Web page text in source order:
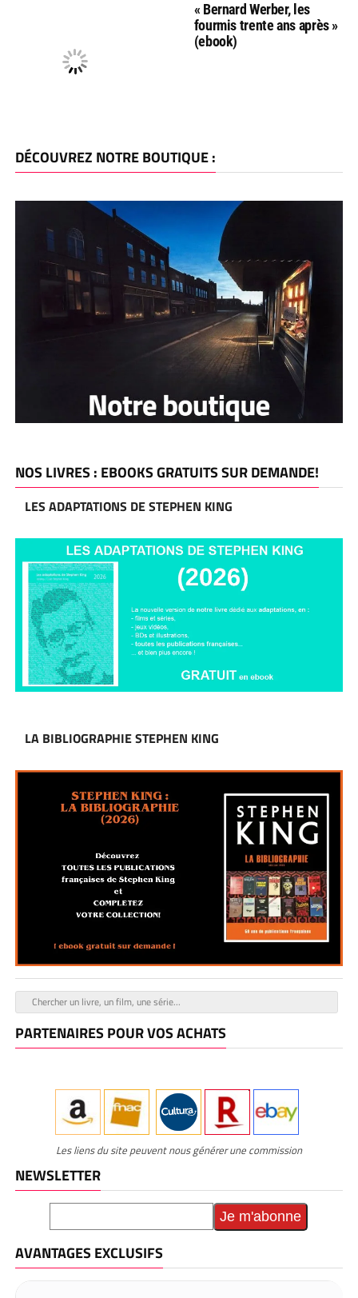
« Bernard Werber, les
fourmis trente ans après »
(ebook)
DÉCOUVREZ NOTRE BOUTIQUE :
NOS LIVRES : EBOOKS GRATUITS SUR DEMANDE!
LES ADAPTATIONS DE STEPHEN KING
LA BIBLIOGRAPHIE STEPHEN KING
PARTENAIRES POUR VOS ACHATS
Les liens du site peuvent nous générer une commission
NEWSLETTER
AVANTAGES EXCLUSIFS